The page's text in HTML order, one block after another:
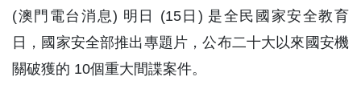
(澳門電台消息) 明日 (15日) 是全民國家安全教育
日，國家安全部推出專題片，公布二十大以來國安機
關破獲的 10個重大間諜案件。